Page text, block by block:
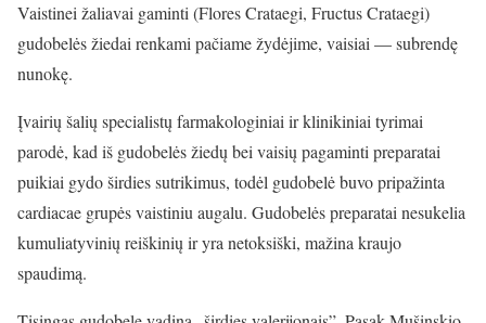
Vaistinei žaliavai gaminti (Flores Crataegi, Fructus Crataegi)
gudobelės žiedai renkami pačiame žydėjime, vaisiai — subrendę
nunokę.
Įvairių šalių specialistų farmakologiniai ir klinikiniai tyrimai
parodė, kad iš gudobelės žiedų bei vaisių pagaminti preparatai
puikiai gydo širdies sutrikimus, todėl gudobelė buvo pripažinta
cardiacae grupės vaistiniu augalu. Gudobelės preparatai nesukelia
kumuliatyvinių reiškinių ir yra netoksiški, mažina kraujo
spaudimą.